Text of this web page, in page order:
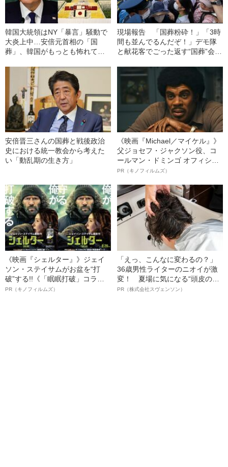
韓国大統領はNY「暴言」騒動で
大炎上中…安倍元首相の「国
葬」、韓国がもっとも怖れてい
現場報告 「国葬粉砕！」「3時
間も並んでるんだぞ！」デモ隊
と献花客でごった返す“国葬”会場
安倍晋三さんの国葬と戦後政治
史における統一教会から考えた
い「動乱期の生き方」
《映画『Michael／マイケル』》
父ジョセフ・ジャクソン役、コ
ールマン・ドミンゴ オフィシャ
ルインタビュー“観客を魅了した
語る”《日本興収70億円突破》
PR（キノフィルムズ）
《映画『シェルター』》ジェイ
ソン・ステイサムがお盆を“打
破”する!!《「眠眠打破」コラ
ボ》
PR（キノフィルムズ）
「えっ、こんなに変わるの？」
36歳男性ライターのニオイが激
変！ 夏場に気になる“頭皮のニ
オイ”や“ベタつき”を解消す
PR（株式会社スヴェンソン）